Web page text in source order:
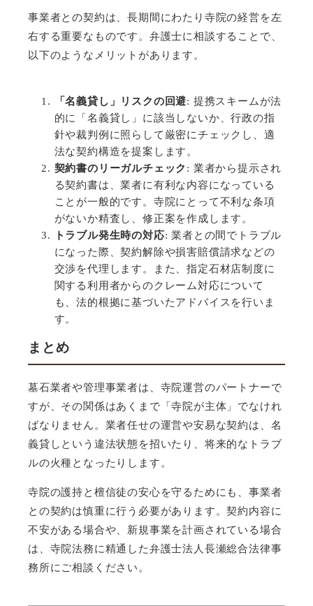
事業者との契約は、長期間にわたり寺院の経営を左
右する重要なものです。弁護士に相談することで、
以下のようなメリットがあります。
「名義貸し」リスクの回避: 提携スキームが法
的に「名義貸し」に該当しないか、行政の指
針や裁判例に照らして厳密にチェックし、適
法な契約構造を提案します。
契約書のリーガルチェック : 業者から提示され
る契約書は、業者に有利な内容になっている
ことが一般的です。寺院にとって不利な条項
がないか精査し、修正案を作成します。
トラブル発生時の対応:業者との間でトラブル
になった際、契約解除や損害賠償請求などの
交渉を代理します。また、指定石材店制度に
関する利用者からのクレーム対応について
も、法的根拠に基づいたアドバイスを行いま
す。
まとめ
墓石業者や管理事業者は、寺院運営のパートナーで
すが、その関係はあくまで「寺院が主体」でなけれ
ばなりません。業者任せの運営や安易な契約は、名
義貸しという違法状態を招いたり、将来的なトラブ
ルの火種となったりします。
寺院の護持と檀信徒の安心を守るためにも、事業者
との契約は慎重に行う必要があります。契約内容に
不安がある場合や、新規事業を計画されている場合
は、寺院法務に精通した弁護士法人長瀬総合法律事
務所にご相談ください。